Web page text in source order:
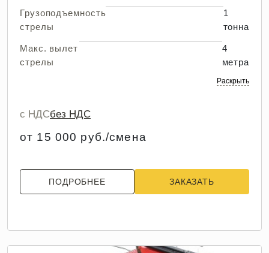
Грузоподъемность
стрелы
1
тонна
Макс. вылет
стрелы
4
метра
Раскрыть
с НДСбез НДС
от 15 000 руб./смена
ПОДРОБНЕЕ ЗАКАЗАТЬ